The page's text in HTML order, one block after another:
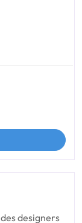
designers